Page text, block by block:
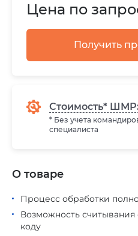
Цена по
Получить
Стоимость*
* Без учета
специалиста
Процесс обработки
Возможность
коду
О товаре